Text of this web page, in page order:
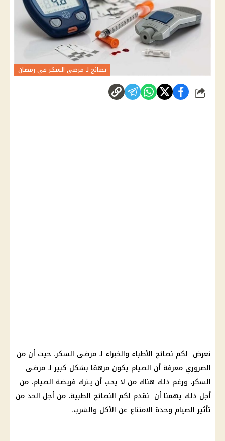
نصائح لـ مرضى السكر في رمضان
شارك
نعرض لكم نصائح الأطباء والخبراء لـمرضى السكر، حيث أن من
الضروري معرفة أن الصيام يكون مرهقا بشكل كبير لـمرضى
السكر، ورغم ذلك هناك من لا يحب أن يترك فريضة الصيام، من
أجل ذلك يهمنا أن نقدم لكم النصائح الطبية، من أجل الحد من
تأثير الصيام وحدة الامتناع عن الأكل والشرب.